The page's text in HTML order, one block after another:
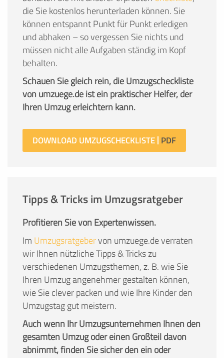
die Sie kostenlos herunterladen können. Sie
können entspannt Punkt für Punkt erledigen
und abhaken – so vergessen Sie nichts und
müssen nicht alle Aufgaben ständig im Kopf
behalten.
Schauen Sie gleich rein, die Umzugscheckliste
von umzuege.de ist ein praktischer Helfer, der
Ihren Umzug erleichtern kann.
DOWNLOAD UMZUGSCHECKLISTE
Tipps & Tricks im Umzugsratgeber
Profitieren Sie von Expertenwissen.
Im Umzugsratgebervon umzuege.de verraten
wir Ihnen nützliche Tipps & Tricks zu
verschiedenen Umzugsthemen, z. B. wie Sie
Ihren Umzug angenehmer gestalten können,
wie Sie clever packen und wie Ihre Kinder den
Umzugstag gut meistern.
Auch wenn Ihr Umzugsunternehmen Ihnen den
gesamten Umzug oder einen Großteil davon
abnimmt, finden Sie sicher den ein oder